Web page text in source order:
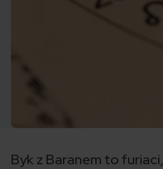
Byk z Baranem to